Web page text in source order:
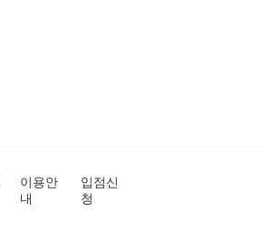
이용안
내
입점신
청